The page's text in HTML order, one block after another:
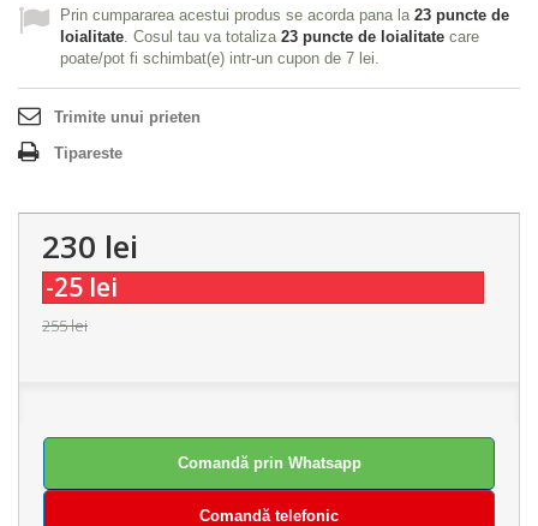
Prin cumpararea acestui produs se acorda pana la 23 puncte de
loialitate . Cosul tau va totaliza 23 puncte de loialitate care
poate/pot fi schimbat(e) intr-un cupon de 7 lei
Trimite unui prieten
Tipareste
230 lei
-25 lei
255 lei
Comandă prin Whatsapp
Comandă telefonic